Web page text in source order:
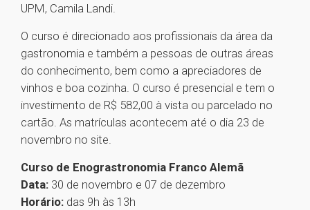
UPM, Camila Landi.
O curso é direcionado aos profissionais da área da
gastronomia e também a pessoas de outras áreas
do conhecimento, bem como a apreciadores de
vinhos e boa cozinha. O curso é presencial e tem o
investimento de R$ 582,00 à vista ou parcelado no
cartão. As matrículas acontecem até o dia 23 de
novembro no site.
Curso de Enograstronomia Franco Alemã
Data: 30 de novembro e 07 de dezembro
Horário: das 9h às 13h